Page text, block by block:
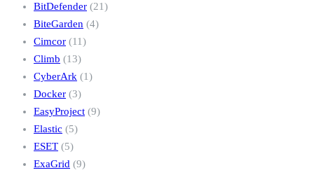
BitDefender (21)
BiteGarden (4)
Cimcor (11)
Climb (13)
CyberArk (1)
Docker (3)
EasyProject (9)
Elastic (5)
ESET (5)
ExaGrid (9)